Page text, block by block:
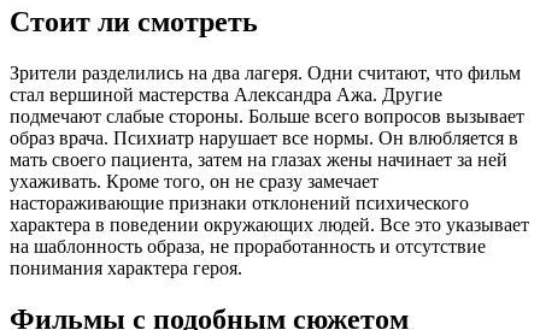
Стоит ли смотреть
Зрители разделились на два лагеря. Одни считают, что фильм
стал вершиной мастерства Александра Ажа. Другие
подмечают слабые стороны. Больше всего вопросов вызывает
образ врача. Психиатр нарушает все нормы. Он влюбляется в
мать своего пациента, затем на глазах жены начинает за ней
ухаживать. Кроме того, он не сразу замечает
настораживающие признаки отклонений психического
характера в поведении окружающих людей. Все это указывает
на шаблонность образа, не проработанность и отсутствие
понимания характера героя.
Фильмы с подобным сюжетом